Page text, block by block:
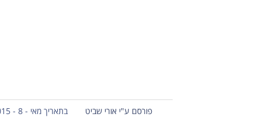
פורסם ע"י אורי שביט בתאריך מאי - 8 - 2015